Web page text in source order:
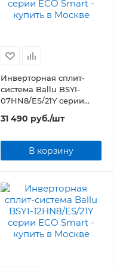
Инверторная сплит-
система Ballu BSYI-
07HN8/ES/21Y серии
31 490 руб./шт
В корзину